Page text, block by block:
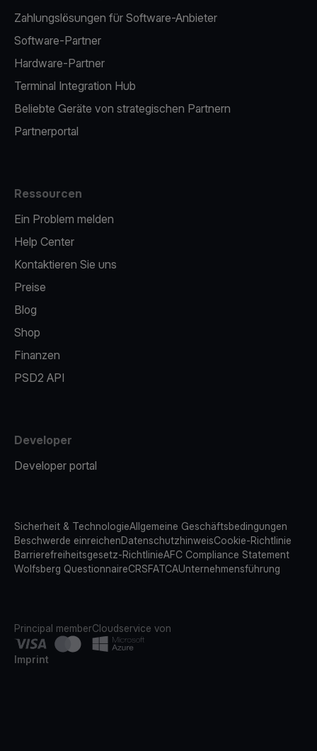
Zahlungslösungen für Software-Anbieter
Software-Partner
Hardware-Partner
Terminal Integration Hub
Beliebte Geräte von strategischen Partnern
Partnerportal
Ressourcen
Ein Problem melden
Help Center
Kontaktieren Sie uns
Preise
Blog
Shop
Finanzen
PSD2 API
Developer
Developer portal
Sicherheit & TechnologieAllgemeine Geschäftsbedingungen
Beschwerde einreichenDatenschutzhinweisCookie-Richtlinie
Barrierefreiheitsgesetz-RichtlinieAFC Compliance Statement
Wolfsberg QuestionnaireCRSFATCAUnternehmensführung
Principal memberCloudservice von
Imprint